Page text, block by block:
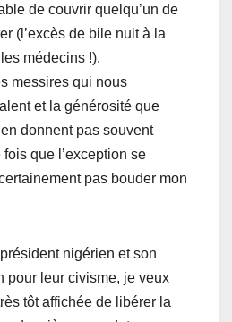
de couvrir quelqu’un de
(l’excès de bile nuit à la
médecins !).
messires qui nous
et la générosité que
donnent pas souvent
fois que l’exception se
pas bouder mon
nigérien et son
pour leur civisme, je veux
tôt affichée de libérer la